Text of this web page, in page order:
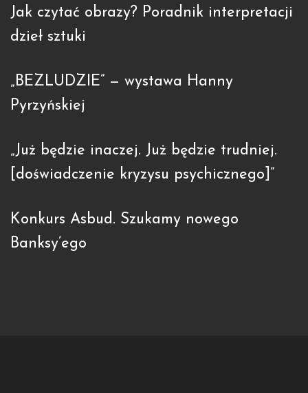
Jak czytać obrazy? Poradnik interpretacji
dzieł sztuki
„BEZLUDZIE” — wystawa Hanny
Pyrzyńskiej
„Już będzie inaczej. Już będzie trudniej.
[doświadczenie kryzysu psychicznego]”
Konkurs Asbud. Szukamy nowego
Banksy’ego